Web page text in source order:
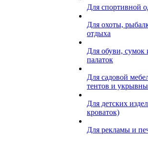
Для спортивной
Для охоты,
отдыха
Для обуви, сумок
палаток
Для садовой
тентов и
Для детских
кроваток)
Для рекламы и